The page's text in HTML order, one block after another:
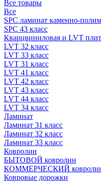
Все товары
Все
SPC ламинат каменно-
SPC 43 класс
Кварцвиниловая и LVT
LVT 32 класс
LVT 33 класс
LVT 31 класс
LVT 41 класс
LVT 42 класс
LVT 43 класс
LVT 44 класс
LVT 34 класс
Ламинат
Ламинат 31 класс
Ламинат 32 класс
Ламинат 33 класс
Ковролин
БЫТОВОЙ ковролин
КОММЕРЧЕСКИЙ
Ковровые дорожки